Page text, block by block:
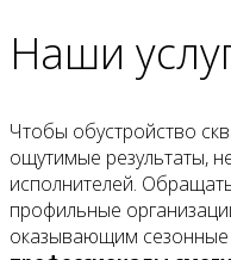
Наши
Чтобы обустройство
ощутимые результаты,
исполнителей.
профильные
оказывающим сезонные